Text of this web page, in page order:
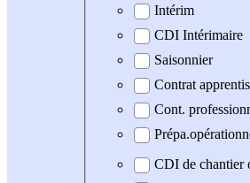
Intérim
CDI Intérimaire
Saisonnier
Contrat
Cont.
CDI de chantier